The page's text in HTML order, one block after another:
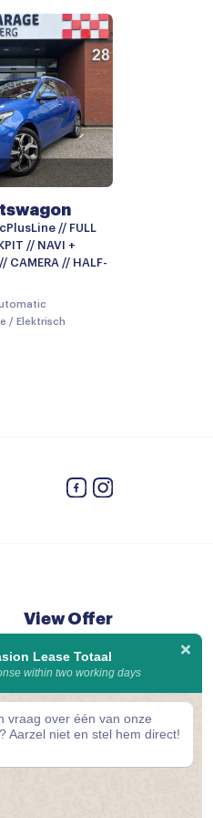
// FULL
// NAVI +
CAMERA // HALF-
/ Elektrisch
View Offer
See all cars
Comparator
Lease Totaal
within two working days
vraag over één van onze
Aarzel niet en stel hem direct!